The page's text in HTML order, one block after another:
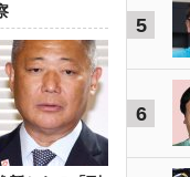
5
6